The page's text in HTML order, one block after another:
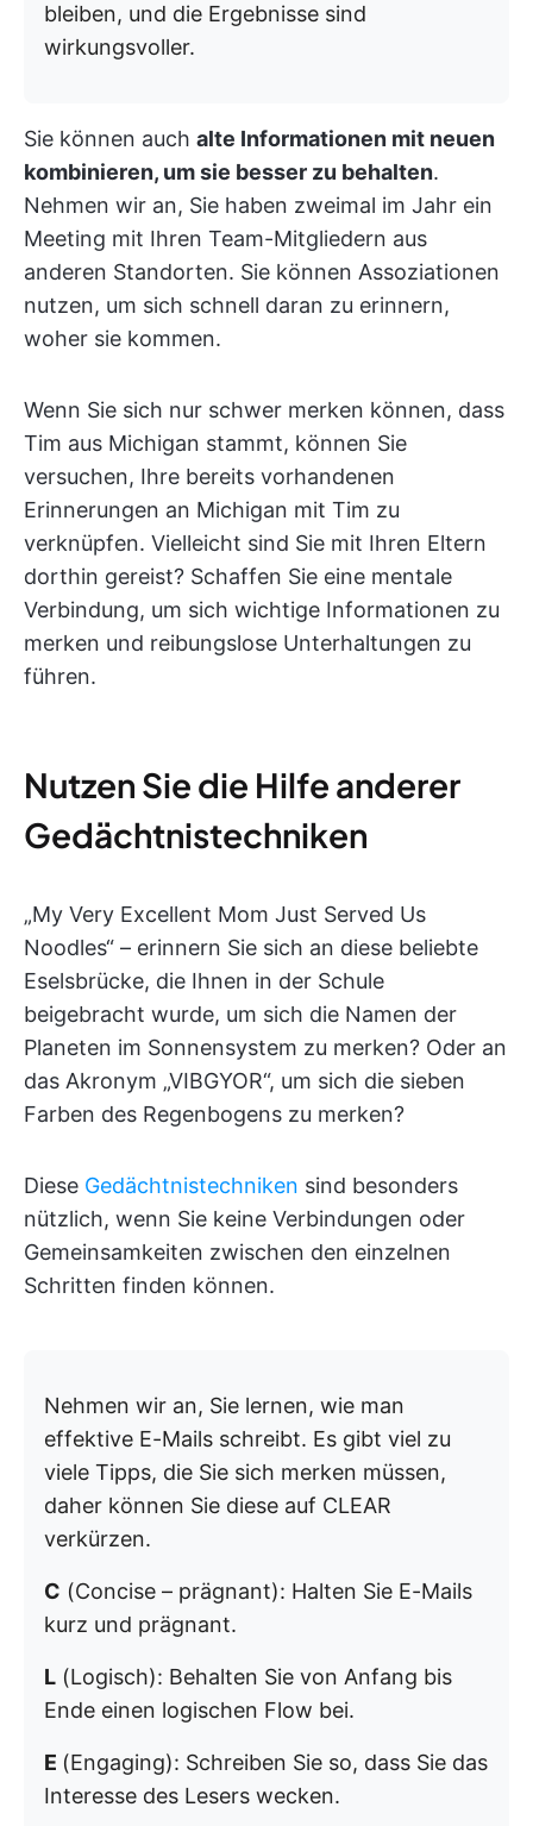
bleiben, und die Ergebnisse sind
wirkungsvoller.
Sie können auch alte Informationen mit neuen
kombinieren, um sie besser zu behalten.
Nehmen wir an, Sie haben zweimal im Jahr ein
Meeting mit Ihren Team-Mitgliedern aus
anderen Standorten. Sie können Assoziationen
nutzen, um sich schnell daran zu erinnern,
woher sie kommen.
Wenn Sie sich nur schwer merken können, dass
Tim aus Michigan stammt, können Sie
versuchen, Ihre bereits vorhandenen
Erinnerungen an Michigan mit Tim zu
verknüpfen. Vielleicht sind Sie mit Ihren Eltern
dorthin gereist? Schaffen Sie eine mentale
Verbindung, um sich wichtige Informationen zu
merken und reibungslose Unterhaltungen zu
führen.
Nutzen Sie die Hilfe anderer
Gedächtnistechniken
„My Very Excellent Mom Just Served Us
Noodles“ – erinnern Sie sich an diese beliebte
Eselsbrücke, die Ihnen in der Schule
beigebracht wurde, um sich die Namen der
Planeten im Sonnensystem zu merken? Oder an
das Akronym „VIBGYOR“, um sich die sieben
Farben des Regenbogens zu merken?
Diese Gedächtnistechniken sind besonders
nützlich, wenn Sie keine Verbindungen oder
Gemeinsamkeiten zwischen den einzelnen
Schritten finden können.
Nehmen wir an, Sie lernen, wie man
effektive E-Mails schreibt. Es gibt viel zu
viele Tipps, die Sie sich merken müssen,
daher können Sie diese auf CLEAR
verkürzen.
C (Concise – prägnant): Halten Sie E-Mails
kurz und prägnant.
L (Logisch): Behalten Sie von Anfang bis
Ende einen logischen Flow bei.
E (Engaging): Schreiben Sie so, dass Sie das
Interesse des Lesers wecken.